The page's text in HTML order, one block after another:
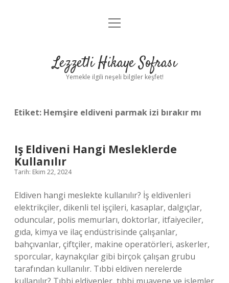
Anasayfa
Yasal Uyarı
menüyü
Lezzetli Hikaye Sofrası
Yemekle ilgili neşeli bilgiler keşfet!
Etiket: Hemşire eldiveni parmak izi bırakır mı
Iş Eldiveni Hangi Mesleklerde
Kullanılır
Tarih: Ekim 22, 2024
Eldiven hangi meslekte kullanılır? İş eldivenleri
elektrikçiler, dikenli tel işçileri, kasaplar, dalgıçlar,
oduncular, polis memurları, doktorlar, itfaiyeciler,
gıda, kimya ve ilaç endüstrisinde çalışanlar,
bahçıvanlar, çiftçiler, makine operatörleri, askerler,
sporcular, kaynakçılar gibi birçok çalışan grubu
tarafından kullanılır. Tıbbi eldiven nerelerde